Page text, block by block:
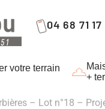
04 68 71 17
votre terrain
+
– Lot n°18 –